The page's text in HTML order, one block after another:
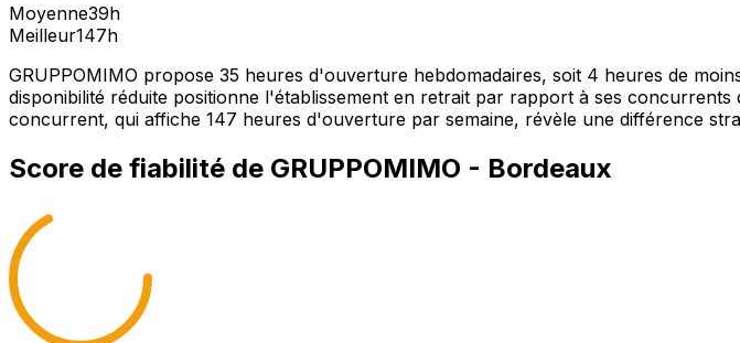
Moyenne39h
Meilleur147h
GRUPPOMIMO propose 35 heures d'ouverture hebdomadaires, soit 4 heures de
disponibilité réduite positionne l'établissement en retrait par rapport à ses
concurrent, qui affiche 147 heures d'ouverture par semaine, révèle une différence
Score de fiabilité de GRUPPOMIMO - Bordeaux